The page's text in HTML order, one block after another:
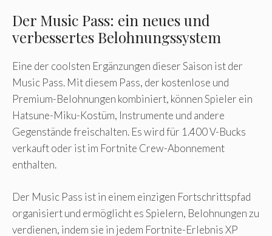
Der Music Pass: ein neues und
verbessertes Belohnungssystem
Eine der coolsten Ergänzungen dieser Saison ist der
Music Pass. Mit diesem Pass, der kostenlose und
Premium-Belohnungen kombiniert, können Spieler ein
Hatsune-Miku-Kostüm, Instrumente und andere
Gegenstände freischalten. Es wird für 1.400 V-Bucks
verkauft oder ist im Fortnite Crew-Abonnement
enthalten.
Der Music Pass ist in einem einzigen Fortschrittspfad
organisiert und ermöglicht es Spielern, Belohnungen zu
verdienen, indem sie in jedem Fortnite-Erlebnis XP